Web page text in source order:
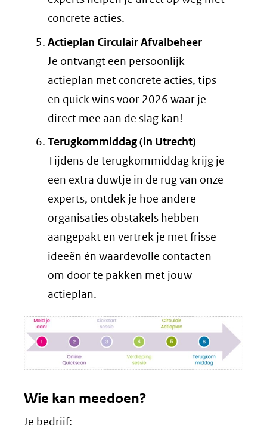
concrete acties.
Actieplan Circulair Afvalbeheer
Je ontvangt een persoonlijk
actieplan met concrete acties, tips
en quick wins voor 2026 waar je
direct mee aan de slag kan!
Terugkommiddag (in Utrecht)
Tijdens de terugkommiddag krijg je
een extra duwtje in de rug van onze
experts, ontdek je hoe andere
organisaties obstakels hebben
aangepakt en vertrek je met frisse
ideeën én waardevolle contacten
om door te pakken met jouw
actieplan.
Wie kan meedoen?
Je bedrijf: